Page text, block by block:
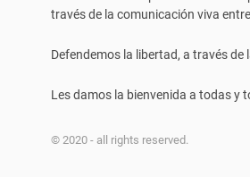
través de la comunicación viva
Defendemos la libertad, a través de
Les damos la bienvenida a todas y
© 2020 - all rights reserved.